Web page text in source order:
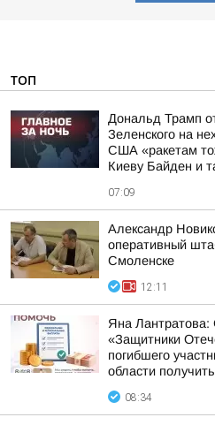
ТОП
Дональд Трамп
Зеленского на
США «ракетам
Киеву Байден и
07:09
Александр
оперативный
Смоленске
12:11
Яна
«Защитники
погибшего
области
08:34